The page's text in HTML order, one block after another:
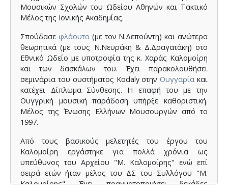
Μουσικών Σχολών του Ωδείου Αθηνών και Τακτικό
Μέλος της Ιονικής Ακαδημίας.
Σπούδασε φλάουτο (με τον Ν.Δεπούντη) και ανώτερα
θεωρητικά (με τους Ν.Νευράκη & Δ.Δραγατάκη) στο
Εθνικό Ωδείο με υποτροφία της κ. Χαράς Καλομοίρη
και των δασκάλων του. Έχει παρακολουθήσει
σεμινάρια του συστήματος Kodaly στην Ουγγαρία και
κατέχει Δίπλωμα Σύνθεσης. Η επαφή του με την
Ουγγρική μουσική παράδοση υπήρξε καθοριστική.
Μέλος της Ένωσης Ελλήνων Μουσουργών από το
1997.
Από τους βασικούς μελετητές του έργου του
Καλομοίρη εργάστηκε για πολλά χρόνια ως
υπεύθυνος του Αρχείου "Μ. Καλομοίρης" ενώ επί
σειρά ετών ήταν μέλος του ΔΣ του Συλλόγου "Μ.
Καλομοίρης". Έχει πραγματοποιήσει δεκάδες